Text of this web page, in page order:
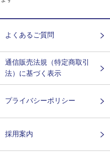
よくあるご質問
通信販売法規（特定商取引
法）に基づく表示
プライバシーポリシー
採用案内